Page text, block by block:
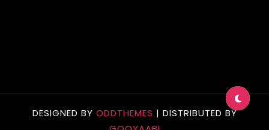
DESIGNED BY ODDTHEMES | DISTRIBUTED BY